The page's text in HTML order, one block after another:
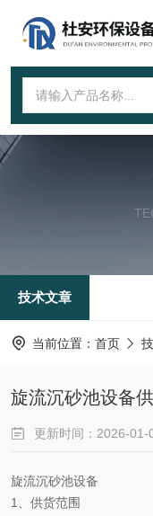
技术文章
当前位置： 首页
旋流沉砂池设备
更新时间：2026-01-
旋流沉砂池设备
1、供货范围